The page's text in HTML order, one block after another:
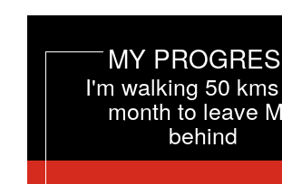
MY
I'm walking 50
month to leave
behind